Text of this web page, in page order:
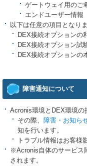
ゲートウェイ用のご
エンドユーザー情報
以下は任意の項目となり
DEX接続オプションの
DEX接続オプション試
DEX接続オプションの
障害通知について
Acronis環境とDEX環境
その際、 障害・お知ら
知を行います。
トラブル情報はお客様
※Acronis自体のサービス
されます。